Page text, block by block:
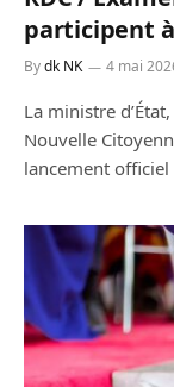
participent
Bydk NK 4 mai
La ministre
Nouvelle
lancement